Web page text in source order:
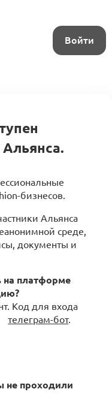
Войти
бизнесов.
Альянса
среде,
документы и
платформе
Код для входа
телеграм-бот.
не проходили